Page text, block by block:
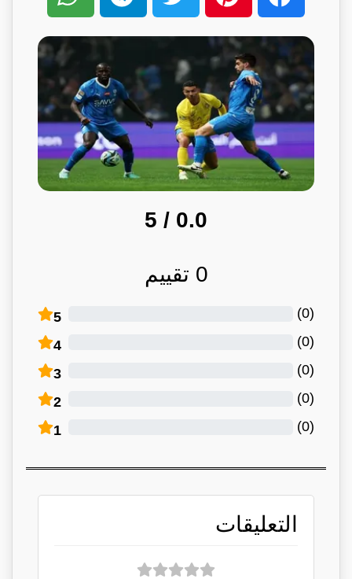
0.0
/ 5
0 تقييم
5 (
0
)
4 (
0
)
3 (
0
)
2 (
0
)
1 (
0
)
التعليقات